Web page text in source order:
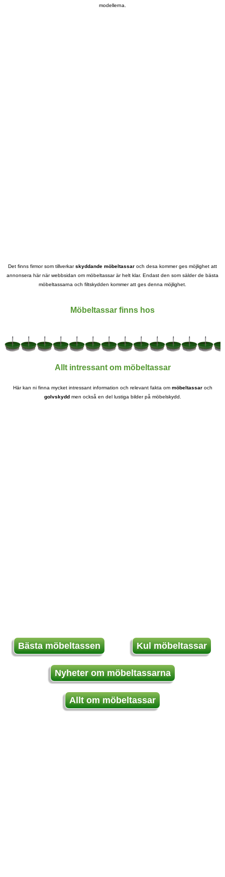
modellerna.
Det finns firmor som tillverkarskyddande möbeltassar och desa kommer ges möjlighet att
annonsera här när webbsidan om möbeltassar är helt klar. Endast den som sälder de bästa
möbeltassarna och filtskydden kommer att ges denna möjlighet.
Möbeltassar finns hos
Allt intressant om möbeltassar
Här kan ni finna mycket intressant information och relevant fakta om möbeltassaroch
golvskyddmen också en del lustiga bilder på möbelskydd.
Bästa möbeltassen Kul möbeltassar
Nyheter om möbeltassarna
Allt om möbeltassar